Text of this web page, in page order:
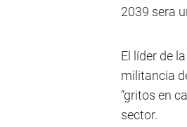
2039 sera
El líder de
militancia
“gritos en
sector.